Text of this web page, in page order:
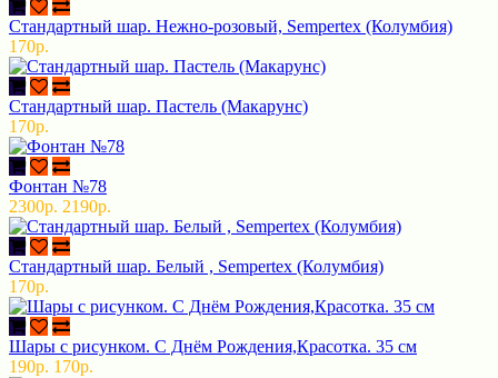
Стандартный шар. Нежно-розовый, Sempertex (Колумбия)
170р.
Стандартный шар. Пастель (Макарунс)
170р.
Фонтан №78
2300р. 2190р.
Стандартный шар. Белый , Sempertex (Колумбия)
170р.
Шары с рисунком. С Днём Рождения,Красотка. 35 см
190р. 170р.